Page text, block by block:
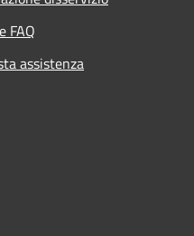
FAQ
assistenza